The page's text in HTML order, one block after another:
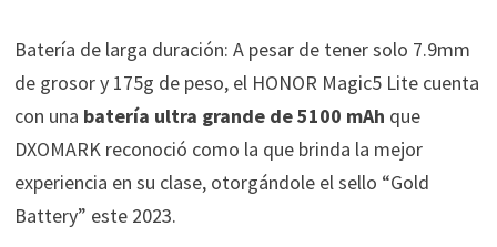
Batería de larga duración: A pesar de tener solo 7.9mm
de grosor y 175g de peso, el HONOR Magic5 Lite cuenta
con una batería ultra grande de 5100 mAh que
DXOMARK reconoció como la que brinda la mejor
experiencia en su clase, otorgándole el sello “Gold
Battery” este 2023.